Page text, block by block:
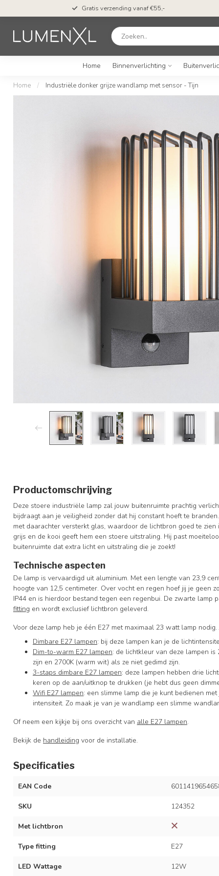
Gratis verzending vanaf €55,-
Home Binnenverlichting
Home / Industriële donker grijze wandlamp met sensor - Tijn
Productomschrijving
Deze stoere industriële lamp zal jouw buitenruimte prachtig
bijdraagt aan je veiligheid zonder dat hij constant hoeft te
met daarachter versterkt glas, waardoor de lichtbron goed te
grijs en de kooi geeft hem een stoere uitstraling. Hij past
buitenruimte dat extra licht en uitstraling die je zoekt!
Technische aspecten
De lamp is vervaardigd uit aluminium. Met een lengte van 23,9
hoogte van 12,5 centimeter. Over vocht en regen hoef jij je geen
IP44 en is hierdoor bestand tegen een regenbui. De zwarte
fitting en wordt exclusief lichtbron geleverd.
Voor deze lamp heb je één E27 met maximaal 23 watt lamp nodig.
Dimbare E27 lampen: bij deze lampen kan je de
Dim-to-warm E27 lampen: de lichtkleur van deze lampen
zijn en 2700K (warm wit) als ze niet gedimd zijn.
3-staps dimbare E27 lampen: deze lampen hebben drie
keren op de aan/uitknop te drukken (je hebt dus geen
Wifi E27 lampen: een slimme lamp die je kunt bedienen
intensiteit. Zo maak je van je wandlamp een slimme
Of neem een kijkje bij ons overzicht van alle E27 lampen.
Bekijk de handleiding voor de installatie.
Specificaties
EAN Code
SKU 124352
Met lichtbron
Type fitting E27
LED Wattage 12W